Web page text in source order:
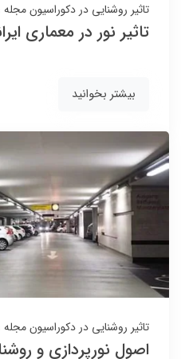
تاثیر روشنایی در دکوراسیونمجله
تاثیر نور در معماری
بیشتر بخوانید
تاثیر روشنایی در دکوراسیونمجله
اصول نورپردازی و